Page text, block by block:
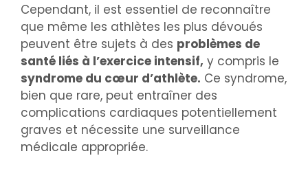
Cependant, il est essentiel de reconnaître
que même les athlètes les plus dévoués
peuvent être sujets à des problèmes de
santé liés à l’exercice intensif, y compris le
syndrome du cœur d’athlète. Ce syndrome,
bien que rare, peut entraîner des
complications cardiaques potentiellement
graves et nécessite une surveillance
médicale appropriée.